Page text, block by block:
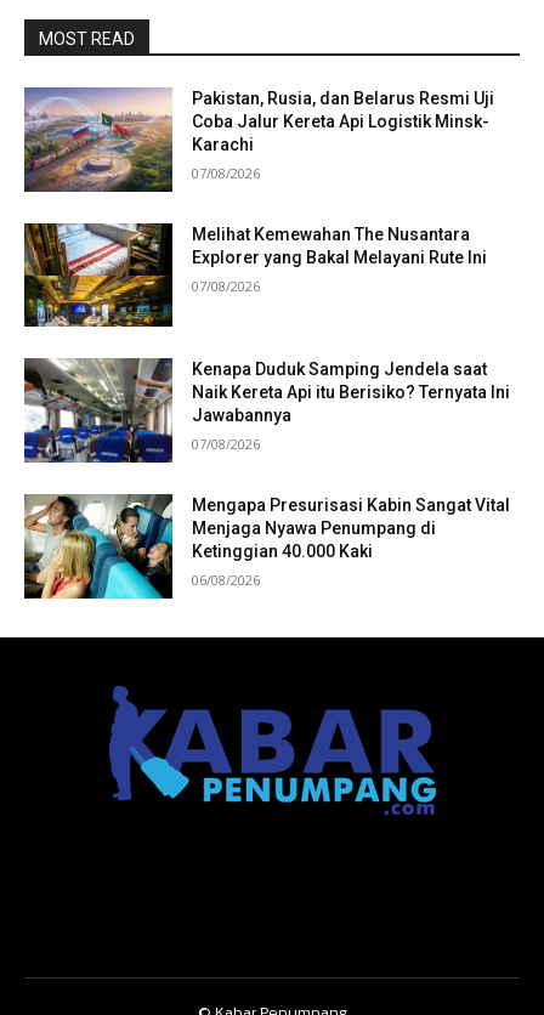
MOST READ
Pakistan, Rusia, dan Belarus Resmi Uji
Coba Jalur Kereta Api Logistik Minsk-
Karachi
07/08/2026
Melihat Kemewahan The Nusantara
Explorer yang Bakal Melayani Rute Ini
07/08/2026
Kenapa Duduk Samping Jendela saat
Naik Kereta Api itu Berisiko? Ternyata Ini
Jawabannya
07/08/2026
Mengapa Presurisasi Kabin Sangat Vital
Menjaga Nyawa Penumpang di
Ketinggian 40.000 Kaki
06/08/2026